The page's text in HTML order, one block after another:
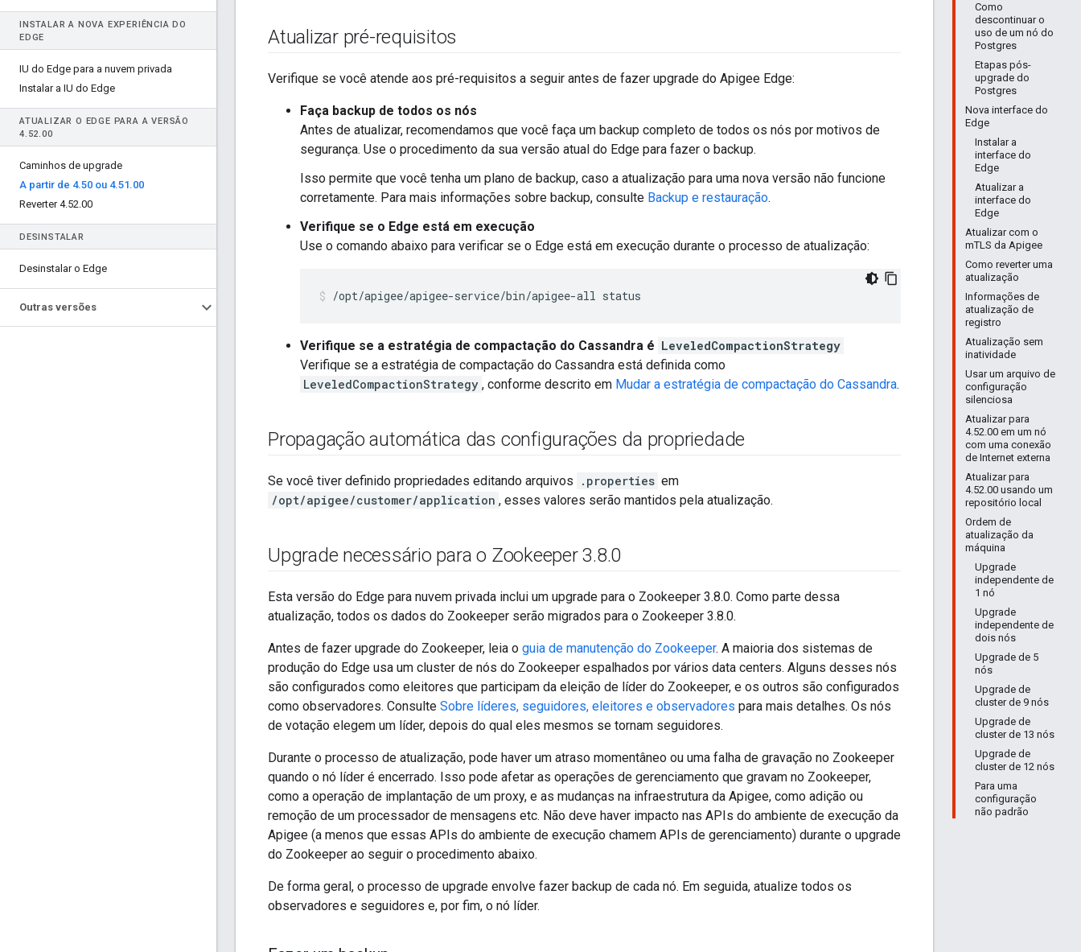
INSTALAR A NOVA EXPERIÊNCIA DO
EDGE
IU do Edge para a nuvem privada
Instalar a IU do Edge
ATUALIZAR O EDGE PARA A VERSÃO
4. 52.00
Caminhos de upgrade
A partir de 4.50 ou 4.51.00
Reverter 4.52.00
DESINSTALAR
Desinstalar o Edge
Outras versões
Como
descontinuar o
uso de um nó do
Postgres
Etapas pós-
upgrade do
Postgres
Nova interface do
Edge
Instalar a
interface do
Edge
Atualizar a
interface do
Edge
Atualizar com o
mTLS da Apigee
Como reverter uma
atualização
Informações de
atualização de
registro
Atualização sem
inatividade
Usar um arquivo de
configuração
silenciosa
Atualizar para
4.52.00 em um nó
com uma conexão
de Internet externa
Atualizar para
4.52.00 usando um
repositório local
Ordem de
atualização da
máquina
Upgrade
independente de
1 nó
Upgrade
independente de
dois nós
Upgrade de 5
nós
Upgrade de
cluster de 9 nós
Upgrade de
cluster de 13 nós
Upgrade de
cluster de 12 nós
Para uma
configuração
não padrão
Atualizar pré-requisitos
Verifique se você atende aos pré-requisitos a seguir antes de fazer upgrade do Apigee Edge:
Faça backup de todos os nós
Antes de atualizar, recomendamos que você faça um backup completo de todos os nós por motivos de
segurança. Use o procedimento da sua versão atual do Edge para fazer o backup.
Isso permite que você tenha um plano de backup, caso a atualização para uma nova versão não funcione
corretamente. Para mais informações sobre backup, consulte Backup e restauração.
Verifique se o Edge está em execução
Use o comando abaixo para verificar se o Edge está em execução durante o processo de atualização:
/opt/apigee/apigee-service/bin/apigee-all status
Verifique se a estratégia de compactação do Cassandra é LeveledCompactionStrategy
Verifique se a estratégia de compactação do Cassandra está definida como
LeveledCompactionStrategy , conforme descrito em Mudar a estratégia de compactação do Cassandra.
Propagação automática das configurações da propriedade
Se você tiver definido propriedades editando arquivos .properties em
/opt/apigee/customer/application , esses valores serão mantidos pela atualização.
Upgrade necessário para o Zookeeper 3.8.0
Esta versão do Edge para nuvem privada inclui um upgrade para o Zookeeper 3.8.0. Como parte dessa
atualização, todos os dados do Zookeeper serão migrados para o Zookeeper 3.8.0.
Antes de fazer upgrade do Zookeeper, leia o guia de manutenção do Zookeeper. A maioria dos sistemas de
produção do Edge usa um cluster de nós do Zookeeper espalhados por vários data centers. Alguns desses nós
são configurados como eleitores que participam da eleição de líder do Zookeeper, e os outros são configurados
como observadores. Consulte Sobre líderes, seguidores, eleitores e observadores para mais detalhes. Os nós
de votação elegem um líder, depois do qual eles mesmos se tornam seguidores.
Durante o processo de atualização, pode haver um atraso momentâneo ou uma falha de gravação no Zookeeper
quando o nó líder é encerrado. Isso pode afetar as operações de gerenciamento que gravam no Zookeeper,
como a operação de implantação de um proxy, e as mudanças na infraestrutura da Apigee, como adição ou
remoção de um processador de mensagens etc. Não deve haver impacto nas APIs do ambiente de execução da
Apigee (a menos que essas APIs do ambiente de execução chamem APIs de gerenciamento) durante o upgrade
do Zookeeper ao seguir o procedimento abaixo.
De forma geral, o processo de upgrade envolve fazer backup de cada nó. Em seguida, atualize todos os
observadores e seguidores e, por fim, o nó líder.